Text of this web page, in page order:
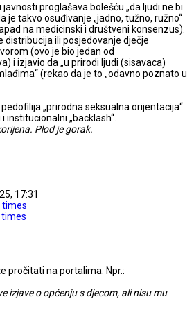
proglašava bolešću „da ljudi ne bi
je takvo osuđivanje „jadno, tužno, ružno“
na medicinski i društveni konsenzus).
distribucija ili posjedovanje dječje
(ovo je bio jedan od
i izjavio da „u prirodi ljudi (sisavaca)
(rekao da je to „odavno poznato u
„prirodna seksualna orijentacija“.
institucionalni „backlash“.
Plod je gorak.
17:31
times
pročitati na portalima. Npr.:
izjave o općenju s djecom, ali nisu mu